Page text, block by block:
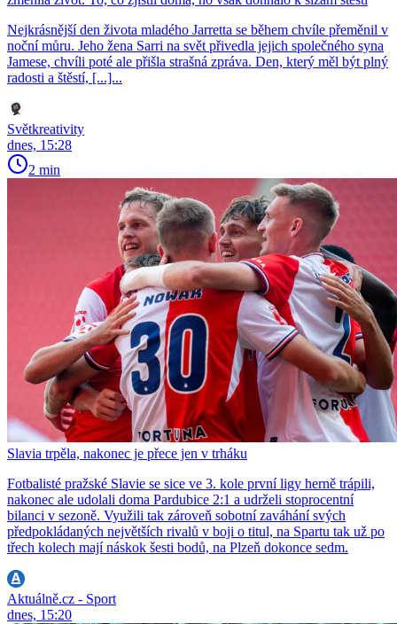
Nejkrásnější den života mladého Jarretta se během chvíle přeměnil v
noční můru. Jeho žena Sarri na svět přivedla jejich společného syna
Jamese, chvíli poté ale přišla strašná zpráva. Den, který měl být plný
radosti a štěstí, [...]...
Světkreativity
dnes, 15:28
2 min
Slavia trpěla, nakonec je přece jen v trháku
Fotbalisté pražské Slavie se sice ve 3. kole první ligy herně trápili,
nakonec ale udolali doma Pardubice 2:1 a udrželi stoprocentní
bilanci v sezoně. Využili tak zároveň sobotní zaváhání svých
předpokládaných největších rivalů v boji o titul, na Spartu tak už po
třech kolech mají náskok šesti bodů, na Plzeň dokonce sedm.
Aktuálně.cz - Sport
dnes, 15:20